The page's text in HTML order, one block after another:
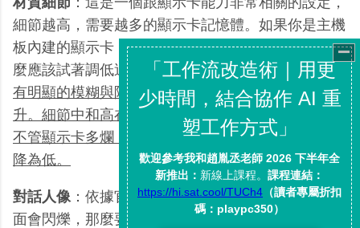
細節越高，需要越多的顯示卡記憶體。如果你是主機
板內建的顯示卡，或者顯示卡記憶體低於128mb，那
麼應該試著調低這項設定。細節低時畫面貼圖品質會
有明顯的模糊與降低，但是遊戲速度也會有很大提
升。細節中和高在視覺上則不會有太大的差別。建議
不管顯示卡多爛，都還是先調到中，如果真的不行再
降為低。
對話人像 ：依據官方的說法，如果你在人物對話時畫
面會閃爍，那麼要將這裡調為［3D材質］。